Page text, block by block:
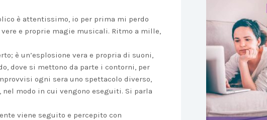
è attentissimo, io per prima mi perdo
e proprie magie musicali. Ritmo a mille,
è un’esplosione vera e propria di suoni,
dove si mettono da parte i contorni, per
ogni sera uno spettacolo diverso,
modo in cui vengono eseguiti. Si parla
viene seguito e percepito con